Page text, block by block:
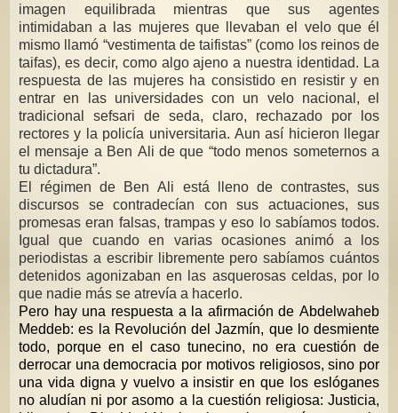
imagen equilibrada mientras que sus agentes
intimidaban a las mujeres que llevaban el velo que él
mismo llamó “vestimenta de taifistas” (como los reinos de
taifas), es decir, como algo ajeno a nuestra identidad. La
respuesta de las mujeres ha consistido en resistir y en
entrar en las universidades con un velo nacional, el
tradicional sefsari de seda, claro, rechazado por los
rectores y la policía universitaria. Aun así hicieron llegar
el mensaje a Ben Ali de que “todo menos someternos a
tu dictadura”.
El régimen de Ben Ali está lleno de contrastes, sus
discursos se contradecían con sus actuaciones, sus
promesas eran falsas, trampas y eso lo sabíamos todos.
Igual que cuando en varias ocasiones animó a los
periodistas a escribir libremente pero sabíamos cuántos
detenidos agonizaban en las asquerosas celdas, por lo
que nadie más se atrevía a hacerlo.
Pero hay una respuesta a la afirmación de Abdelwaheb
Meddeb: es la Revolución del Jazmín, que lo desmiente
todo, porque en el caso tunecino, no era cuestión de
derrocar una democracia por motivos religiosos, sino por
una vida digna y vuelvo a insistir en que los eslóganes
no aludían ni por asomo a la cuestión religiosa: Justicia,